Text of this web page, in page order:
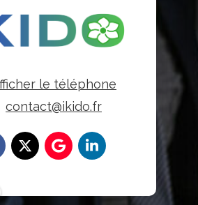
le téléphone
contact@ikido.fr